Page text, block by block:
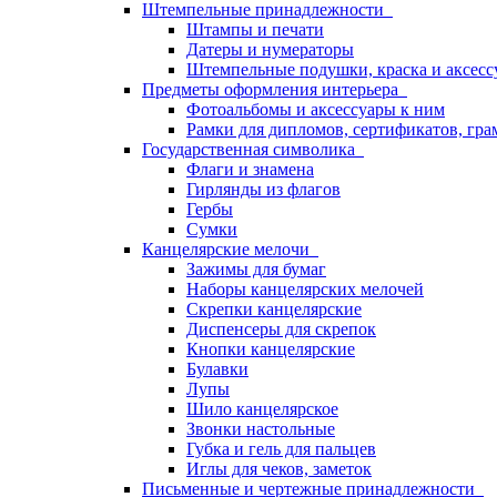
Штемпельные принадлежности
Штампы и печати
Датеры и нумераторы
Штемпельные подушки, краска и
Предметы оформления интерьера
Фотоальбомы и аксессуары к ним
Рамки для дипломов, сертификатов,
Государственная символика
Флаги и знамена
Гирлянды из флагов
Гербы
Сумки
Канцелярские мелочи
Зажимы для бумаг
Наборы канцелярских мелочей
Скрепки канцелярские
Диспенсеры для скрепок
Кнопки канцелярские
Булавки
Лупы
Шило канцелярское
Звонки настольные
Губка и гель для пальцев
Иглы для чеков, заметок
Письменные и чертежные принадлежности